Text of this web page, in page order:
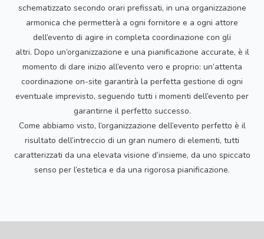
schematizzato secondo orari prefissati, in una organizzazione
armonica che permetterà a ogni fornitore e a ogni attore
dell’evento di agire in completa coordinazione con gli
altri. Dopo un’organizzazione e una pianificazione accurate, è il
momento di dare inizio all’evento vero e proprio: un’attenta
coordinazione on-site garantirà la perfetta gestione di ogni
eventuale imprevisto, seguendo tutti i momenti dell’evento per
garantirne il perfetto successo.
Come abbiamo visto, l’organizzazione dell’evento perfetto è il
risultato dell’intreccio di un gran numero di elementi, tutti
caratterizzati da una elevata visione d’insieme, da uno spiccato
senso per l’estetica e da una rigorosa pianificazione.